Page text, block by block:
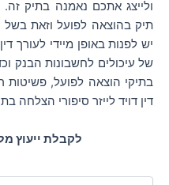
ולייצג אתכם נאמנה בתיק
תיק בהוצאה לפועל וזאת בשל
יש לפנות באופן מיידי לעורך דין
של עיכולים לחשבונות הבנק
בתיקי הוצאה לפועל, פשיטות
דין דויד לייזר סיפורי הצלחה
לקבלת ייעוץ